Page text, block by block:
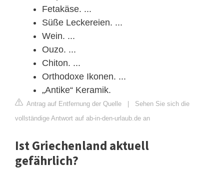
Fetakäse. ...
Süße Leckereien. ...
Wein. ...
Ouzo. ...
Chiton. ...
Orthodoxe Ikonen. ...
„Antike“ Keramik.
Antrag auf Entfernung der Quelle | Sehen Sie sich die
vollständige Antwort auf ab-in-den-urlaub.de an
Ist Griechenland aktuell
gefährlich?